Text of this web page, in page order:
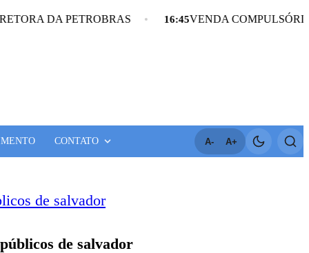
DA PETROBRAS 16:45 VENDA COMPULSÓRIA DE
CONTATO A- A+
de salvador